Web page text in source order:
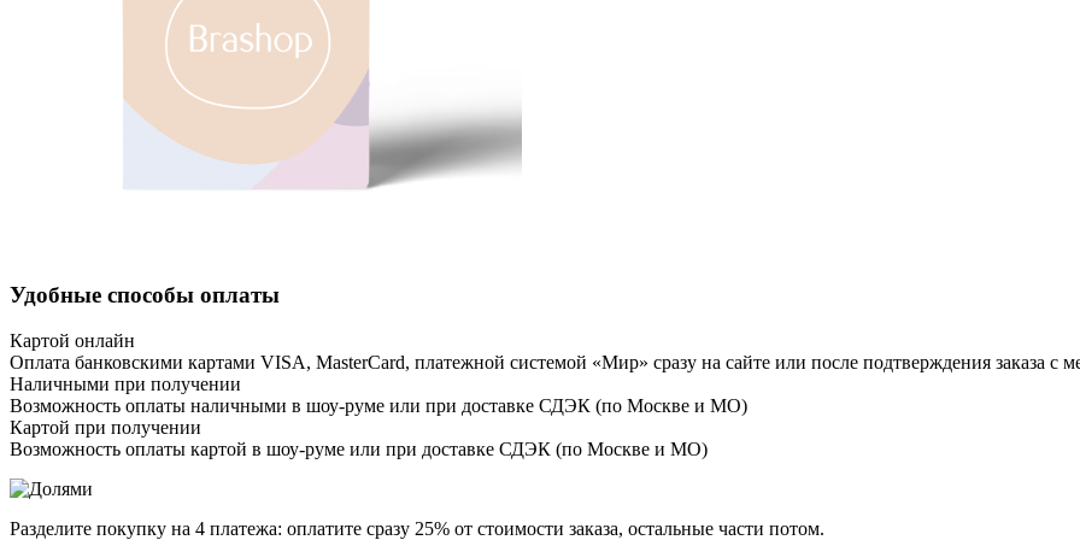
Удобные способы оплаты
Картой онлайн
Оплата банковскими картами VISA, MasterCard, платежной системой «Мир» сразу на сайте или после подтверждения заказа с
Наличными при получении
Возможность оплаты наличными в шоу-руме или при доставке СДЭК (по Москве и МО)
Картой при получении
Возможность оплаты картой в шоу-руме или при доставке СДЭК (по Москве и МО)
Разделите покупку на 4 платежа: оплатите сразу 25% от стоимости заказа, остальные части потом.